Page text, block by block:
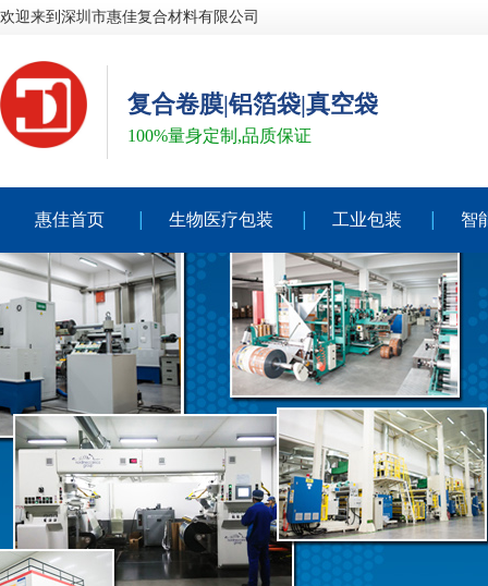
欢迎来到深圳市惠佳复合材料有限公司
复合卷膜|铝箔袋|真空袋
100%量身定制,品质保证
惠佳首页 生物医疗包装 工业包装 智